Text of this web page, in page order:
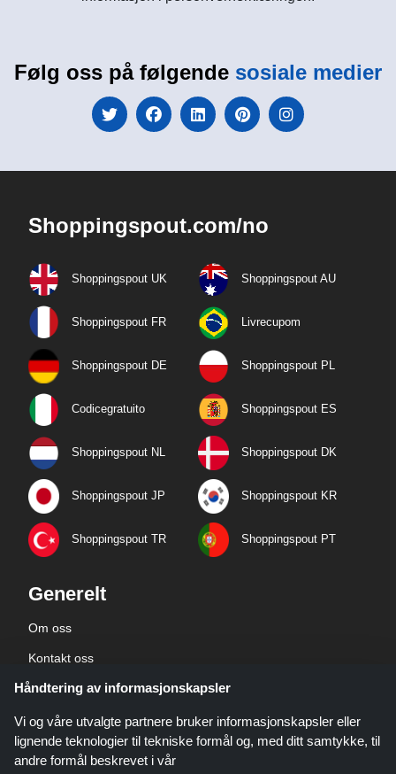
Følg oss på følgende sosiale medier
Shoppingspout.com/no
Shoppingspout UK Shoppingspout AU
Shoppingspout FR Livrecupom
Shoppingspout DE Shoppingspout PL
Codicegratuito Shoppingspout ES
Shoppingspout NL Shoppingspout DK
Shoppingspout JP Shoppingspout KR
Shoppingspout TR Shoppingspout PT
Generelt
Om oss
Kontakt oss
Bedriftsinformasjon
personvernerklæring
Håndtering av informasjonskapsler
Vi og våre utvalgte partnere bruker informasjonskapsler eller
lignende teknologier til tekniske formål og, med ditt samtykke, til
andre formål beskrevet i vår